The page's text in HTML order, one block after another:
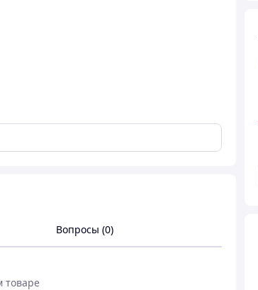
Вопросы (0)
товаре